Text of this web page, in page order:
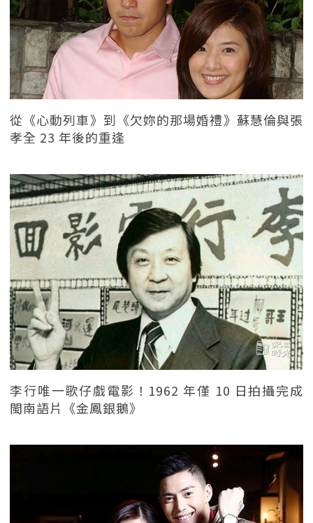
從《心動列車》到《欠妳的那場婚禮》蘇慧倫與張
孝全 23 年後的重逢
李行唯一歌仔戲電影！1962 年僅 10 日拍攝完成
閩南語片《金鳳銀鵝》